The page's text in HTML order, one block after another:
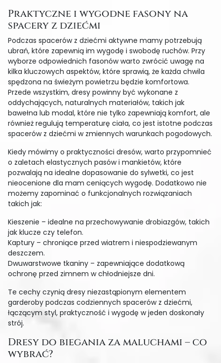
Praktyczne i wygodne fasony na
spacery z dziećmi
Podczas spacerów z dziećmi aktywne mamy potrzebują
ubrań, które zapewnią im wygodę i swobodę ruchów. Przy
wyborze odpowiednich fasonów warto zwrócić uwagę na
kilka kluczowych aspektów, które sprawią, że każda chwila
spędzona na świeżym powietrzu będzie komfortowa.
Przede wszystkim, dresy powinny być wykonane z
oddychających, naturalnych materiałów, takich jak
bawełna lub modal, które nie tylko zapewniają komfort, ale
również regulują temperaturę ciała, co jest istotne podczas
spacerów z dziećmi w zmiennych warunkach pogodowych.
Kiedy mówimy o praktyczności dresów, warto przypomnieć
o zaletach elastycznych pasów i mankietów, które
pozwalają na idealne dopasowanie do sylwetki, co jest
nieocenione dla mam ceniących wygodę. Dodatkowo nie
możemy zapominać o funkcjonalnych rozwiązaniach
takich jak:
Kieszenie – idealne na przechowywanie drobiazgów, takich
jak klucze czy telefon.
Kaptury – chroniące przed wiatrem i niespodziewanym
deszczem.
Dwuwarstwowe tkaniny – zapewniające dodatkową
ochronę przed zimnem w chłodniejsze dni.
Te cechy czynią dresy niezastąpionym elementem
garderoby podczas codziennych spacerów z dziećmi,
łączącym styl, praktyczność i wygodę w jeden doskonały
strój.
Dresy do biegania za maluchami – co
wybrać?